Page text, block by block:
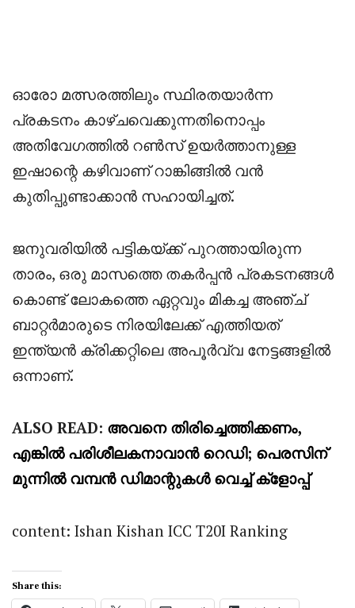
ഓരോ മത്സരത്തിലും സ്ഥിരതയാർന്ന
പ്രകടനം കാഴ്ചവെക്കുന്നതിനൊപ്പം
അതിവേഗത്തിൽ റൺസ് ഉയർത്താനുള്ള
ഇഷാന്റെ കഴിവാണ് റാങ്കിങ്ങിൽ വൻ
കുതിപ്പുണ്ടാക്കാൻ സഹായിച്ചത്.
ജനുവരിയിൽ പട്ടികയ്ക്ക് പുറത്തായിരുന്ന
താരം, ഒരു മാസത്തെ തകർപ്പൻ പ്രകടനങ്ങൾ
കൊണ്ട് ലോകത്തെ ഏറ്റവും മികച്ച അഞ്ച്
ബാറ്റർമാരുടെ നിരയിലേക്ക് എത്തിയത്
ഇന്ത്യൻ ക്രിക്കറ്റിലെ അപൂർവ്വ നേട്ടങ്ങളിൽ
ഒന്നാണ്.
ALSO READ: അവനെ തിരിച്ചെത്തിക്കണം,
എങ്കിൽ പരിശീലകനാവാൻ റെഡി; പെരസിന്
മുന്നിൽ വമ്പൻ ഡിമാന്റുകൾ വെച്ച് ക്ളോപ്പ്
content: Ishan Kishan ICC T20I Ranking
Share this: